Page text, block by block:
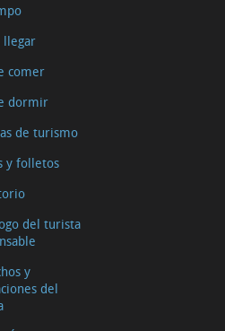
llegar
comer
dormir
de turismo
y folletos
del turista
y
del